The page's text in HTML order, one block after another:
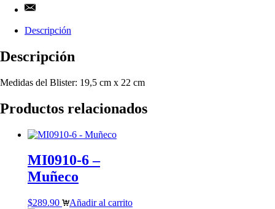
Descripción
Descripción
Medidas del Blister: 19,5 cm x 22 cm
Productos relacionados
MI0910-6 –
Muñeco
$289.90 Añadir al carrito